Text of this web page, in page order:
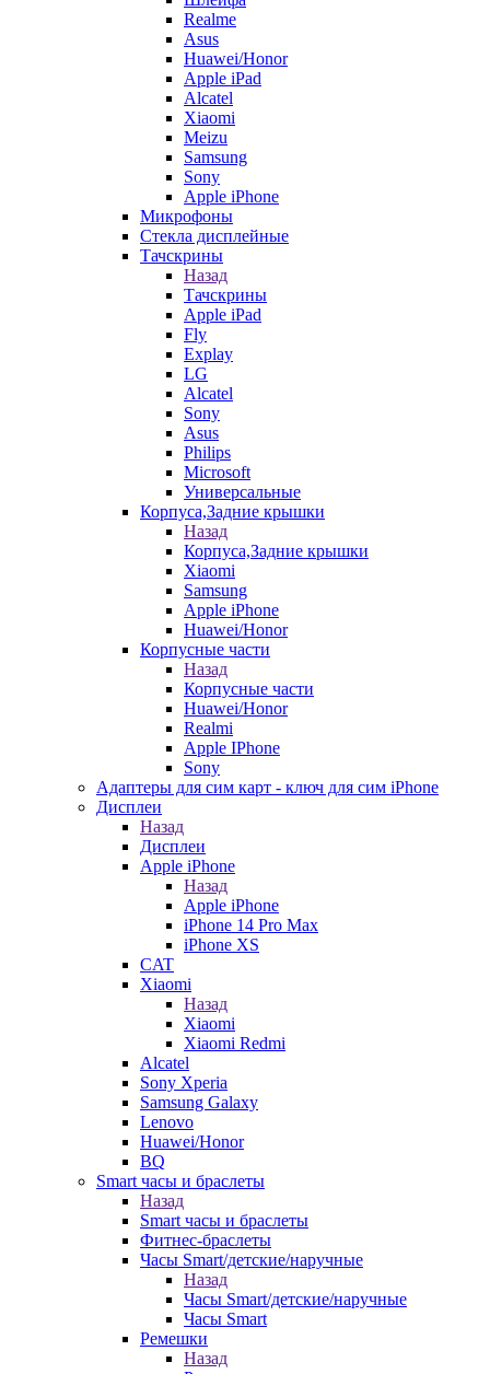
Realme
Asus
Huawei/Honor
Apple iPad
Alcatel
Xiaomi
Meizu
Samsung
Sony
Apple iPhone
Микрофоны
Стекла дисплейные
Тачскрины
Назад
Тачскрины
Apple iPad
Fly
Explay
LG
Alcatel
Sony
Asus
Philips
Microsoft
Универсальные
Корпуса,Задние крышки
Назад
Корпуса,Задние крышки
Xiaomi
Samsung
Apple iPhone
Huawei/Honor
Корпусные части
Назад
Корпусные части
Huawei/Honor
Realmi
Apple IPhone
Sony
Адаптеры для сим карт - ключ для сим iPhone
Дисплеи
Назад
Дисплеи
Apple iPhone
Назад
Apple iPhone
iPhone 14 Pro Max
iPhone XS
CAT
Xiaomi
Назад
Xiaomi
Xiaomi Redmi
Alcatel
Sony Xperia
Samsung Galaxy
Lenovo
Huawei/Honor
BQ
Smart часы и браслеты
Назад
Smart часы и браслеты
Фитнес-браслеты
Часы Smart/детские/наручные
Назад
Часы Smart/детские/наручные
Часы Smart
Ремешки
Назад